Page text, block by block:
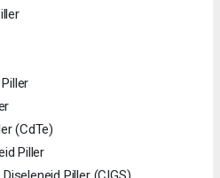
(CdTe)
Piller